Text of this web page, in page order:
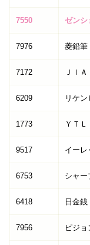
7550 ゼンシ
7976 菱鉛筆
7172 ＪＩＡ
6209 リケン
1773 ＹＴＬ
9517 イーレ
6753 シャー
6418 日金銭
7956 ピジョ